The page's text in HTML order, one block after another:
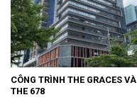
CÔNG TRÌNH THE GRACES VÀ
THE 678